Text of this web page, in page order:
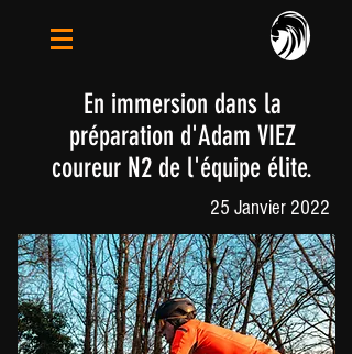
En immersion dans la
préparation d'Adam VIEZ
coureur N2 de l'équipe élite.
25 Janvier 2022